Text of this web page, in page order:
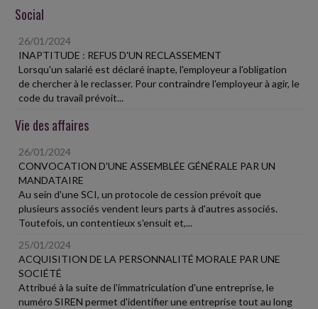
Social
26/01/2024
INAPTITUDE : REFUS D'UN RECLASSEMENT
Lorsqu'un salarié est déclaré inapte, l'employeur a l'obligation
de chercher à le reclasser. Pour contraindre l'employeur à agir, le
code du travail prévoit...
Vie des affaires
26/01/2024
CONVOCATION D'UNE ASSEMBLÉE GÉNÉRALE PAR UN
MANDATAIRE
Au sein d'une SCI, un protocole de cession prévoit que
plusieurs associés vendent leurs parts à d'autres associés.
Toutefois, un contentieux s'ensuit et,...
25/01/2024
ACQUISITION DE LA PERSONNALITÉ MORALE PAR UNE
SOCIÉTÉ
Attribué à la suite de l'immatriculation d'une entreprise, le
numéro SIREN permet d'identifier une entreprise tout au long